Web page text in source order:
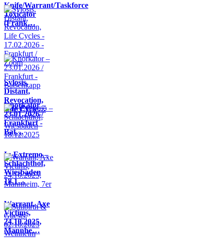
Knife/Warrant/Taskforce
Toxicator
(Frank…
Sylosis,
Distant,
Revocation,
Life Cycle…
Knorkator –
23.01.2026 /
Frankfurt -
Bat…
In Extremo –
Schlachthof,
Wiesbaden
18.1…
Warrant, Axe
Victims,
24.10.2025,
Mannhe…